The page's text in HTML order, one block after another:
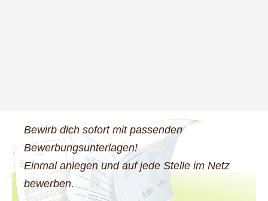
Bewirb dich sofort mit passenden
Bewerbungsunterlagen!
Einmal anlegen und auf jede Stelle im Netz
bewerben.